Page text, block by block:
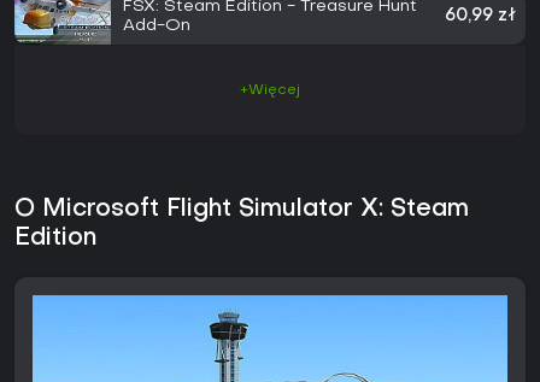
FSX: Steam Edition - Treasure Hunt
Add-On
60,99 zł
+Więcej
O Microsoft Flight Simulator X: Steam
Edition